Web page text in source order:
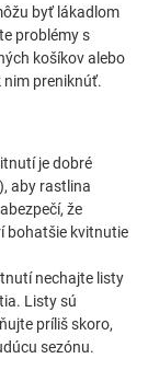
byť lákadlom
problémy s
košíkov alebo
preniknúť.
je dobré
aby rastlina
že
bohatšie kvitnutie
nechajte listy
Listy sú
príliš skoro,
sezónu.